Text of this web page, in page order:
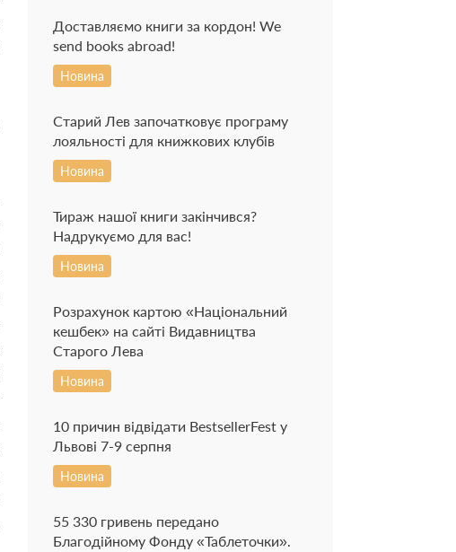
Доставляємо книги за кордон! We
send books abroad!
Новина
Старий Лев започатковує програму
лояльності для книжкових клубів
Новина
Тираж нашої книги закінчився?
Надрукуємо для вас!
Новина
Розрахунок картою «Національний
кешбек» на сайті Видавництва
Старого Лева
Новина
10 причин відвідати BestsellerFest у
Львові 7-9 серпня
Новина
55 330 гривень передано
Благодійному Фонду «Таблеточки».